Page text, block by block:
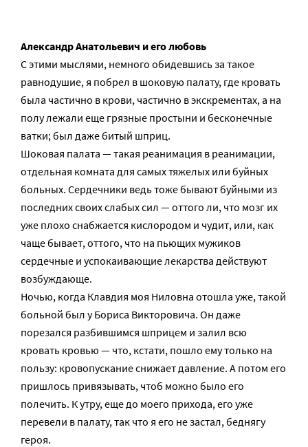
Александр Анатольевич и его любовь
С этими мыслями, немного обидевшись за такое
равнодушие, я побрел в шоковую палату, где кровать
была частично в крови, частично в экскрементах, а на
полу лежали еще грязные простыни и бесконечные
ватки; был даже битый шприц.
Шоковая палата — такая реанимация в реанимации,
отдельная комната для самых тяжелых или буйных
больных. Сердечники ведь тоже бывают буйными из
последних своих слабых сил — оттого ли, что мозг их
уже плохо снабжается кислородом и чудит, или, как
чаще бывает, оттого, что на пьющих мужиков
сердечные и успокаивающие лекарства действуют
возбуждающе.
Ночью, когда Клавдия моя Ниловна отошла уже, такой
больной был у Бориса Викторовича. Он даже
порезался разбившимся шприцем и залил всю
кровать кровью — что, кстати, пошло ему только на
пользу: кровопускание снижает давление. А потом его
пришлось привязывать, чтоб можно было его
полечить. К утру, еще до моего прихода, его уже
перевели в палату, так что я его не застал, беднягу
героя.